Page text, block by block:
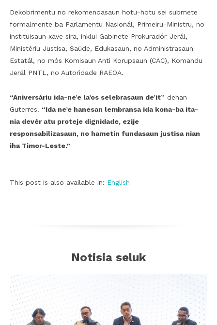
Dekobrimentu no rekomendasaun hotu-hotu sei submete
formalmente ba Parlamentu Nasionál, Primeiru-Ministru, no
instituisaun xave sira, inklui Gabinete Prokuradór-Jerál,
Ministériu Justisa, Saúde, Edukasaun, no Administrasaun
Estatál, no mós Komisaun Anti Korupsaun (CAC), Komandu
Jerál PNTL, no Autoridade RAEOA.
“Aniversáriu ida-ne’e la’os selebrasaun de’it” dehan
Guterres. “Ida ne’e hanesan lembransa ida kona-ba ita-
nia devér atu proteje dignidade, ezije
responsabilizasaun, no hametin fundasaun justisa nian
iha Timor-Leste.”
This post is also available in: English
Notisia seluk